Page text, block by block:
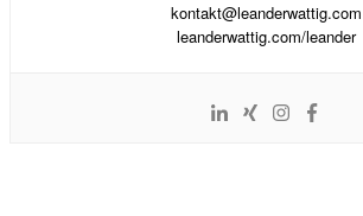
kontakt@leanderwattig.com
leanderwattig.com/leander